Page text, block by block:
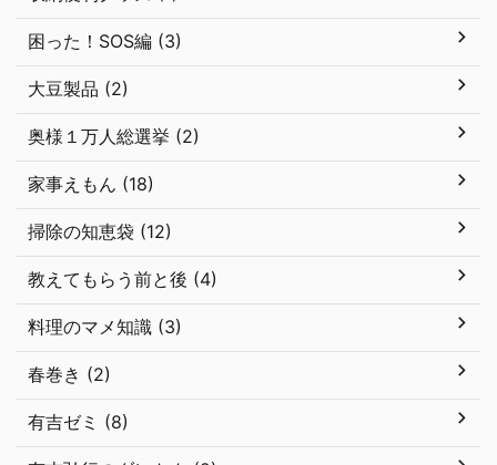
困った！SOS編 (3)
大豆製品 (2)
奥様１万人総選挙 (2)
家事えもん (18)
掃除の知恵袋 (12)
教えてもらう前と後 (4)
料理のマメ知識 (3)
春巻き (2)
有吉ゼミ (8)